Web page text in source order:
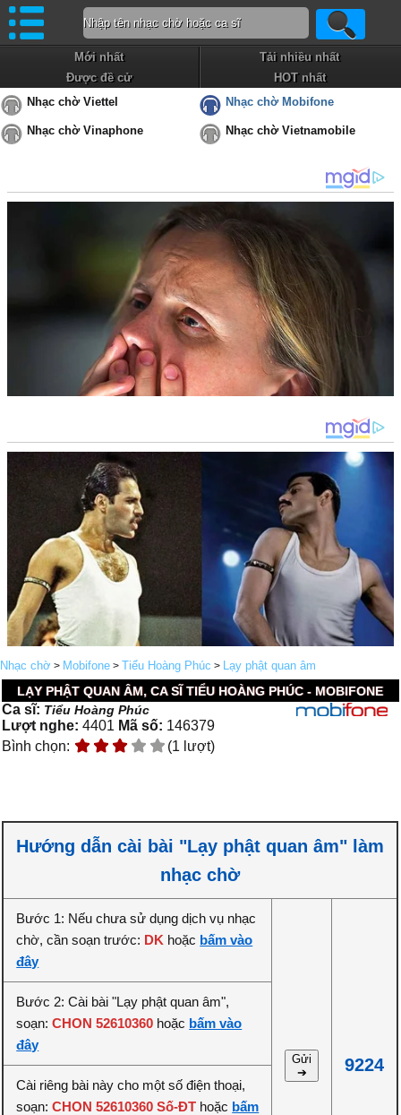
Mới nhất
Tải nhiều nhất
Được đề cử
HOT nhất
Nhạc chờ Viettel
Nhạc chờ Mobifone
Nhạc chờ Vinaphone Nhạc chờ Vietnamobile
Nhạc chờ > Mobifone > Tiểu Hoàng Phúc > Lạy phật quan âm
LẠY PHẬT QUAN ÂM, CA SĨ TIỂU HOÀNG PHÚC - MOBIFONE
Ca sĩ: Tiểu Hoàng Phúc
Lượt nghe: 4401 Mã số: 146379
Bình chọn:
(1 lượt)
Hướng dẫn cài bài "Lạy phật quan âm" làm
nhạc chờ
Bước 1: Nếu chưa sử dụng dịch vụ nhạc
chờ, cần soạn trước: DK hoặc bấm vào
đây
Gửi
➔
9224
Bước 2: Cài bài "Lạy phật quan âm",
soạn:CHON 52610360 hoặc bấm vào
đây
Cài riêng bài này cho một số điện thoại,
soạn:CHON 52610360 Số-ĐT hoặc bấm